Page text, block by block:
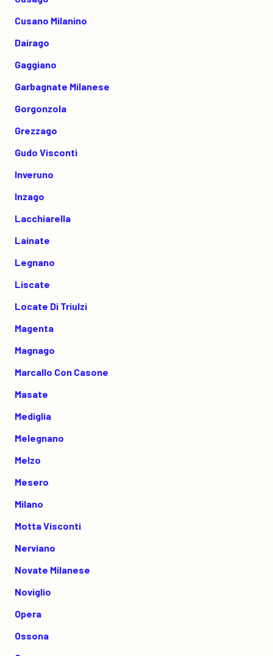
Cusano Milanino
Dairago
Gaggiano
Garbagnate Milanese
Gorgonzola
Grezzago
Gudo Visconti
Inveruno
Inzago
Lacchiarella
Lainate
Legnano
Liscate
Locate Di Triulzi
Magenta
Magnago
Marcallo Con Casone
Masate
Mediglia
Melegnano
Melzo
Mesero
Milano
Motta Visconti
Nerviano
Novate Milanese
Noviglio
Opera
Ossona